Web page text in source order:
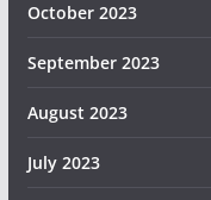
October 2023
September 2023
August 2023
July 2023